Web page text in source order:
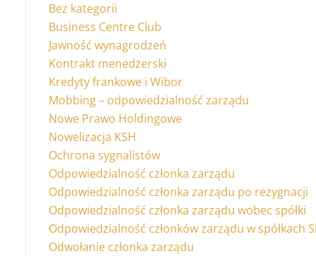
Bez kategorii
Business Centre Club
Jawność wynagrodzeń
Kontrakt menedżerski
Kredyty frankowe i Wibor
Mobbing – odpowiedzialność zarządu
Nowe Prawo Holdingowe
Nowelizacja KSH
Ochrona sygnalistów
Odpowiedzialność członka zarządu
Odpowiedzialność członka zarządu po rezygnacji
Odpowiedzialność członka zarządu wobec spółki
Odpowiedzialność członków zarządu w spółkach
Odwołanie członka zarządu